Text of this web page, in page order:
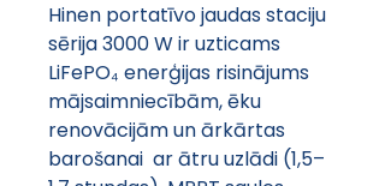
Hinen portatīvo jaudas staciju
sērija 3000 W ir uzticams
LiFePO₄ enerģijas risinājums
mājsaimniecībām, ēku
renovācijām un ārkārtas
barošanai  ar ātru uzlādi (1,5–